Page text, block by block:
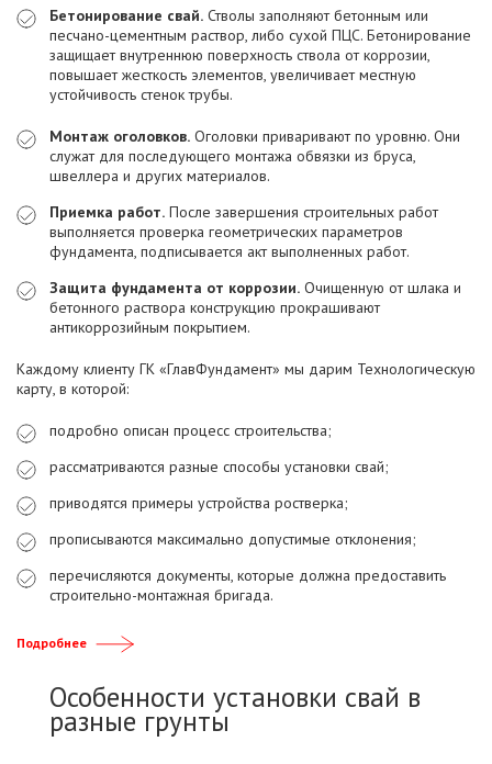
Бетонирование свай. Стволы заполняют бетонным или
песчано-цементным раствор, либо сухой ПЦС. Бетонирование
защищает внутреннюю поверхность ствола от коррозии,
повышает жесткость элементов, увеличивает местную
устойчивость стенок трубы.
Монтаж оголовков. Оголовки приваривают по уровню. Они
служат для последующего монтажа обвязки из бруса,
швеллера и других материалов.
Приемка работ. После завершения строительных работ
выполняется проверка геометрических параметров
фундамента, подписывается акт выполненных работ.
Защита фундамента от коррозии. Очищенную от шлака и
бетонного раствора конструкцию прокрашивают
антикоррозийным покрытием.
Каждому клиенту ГК «ГлавФундамент» мы дарим Технологическую
карту, в которой:
подробно описан процесс строительства;
рассматриваются разные способы установки свай;
приводятся примеры устройства ростверка;
прописываются максимально допустимые отклонения;
перечисляются документы, которые должна предоставить
строительно-монтажная бригада.
Подробнее
Особенности установки свай в
разные грунты